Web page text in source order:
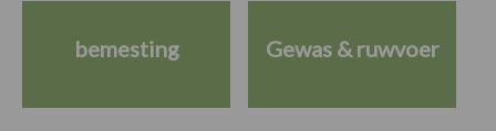
bemesting Gewas & ruwvoer